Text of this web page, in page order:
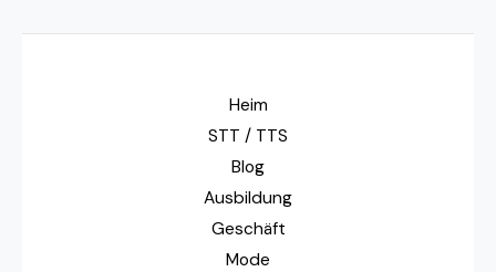
Heim
STT / TTS
Blog
Ausbildung
Geschäft
Mode